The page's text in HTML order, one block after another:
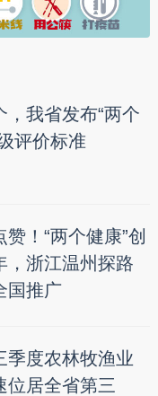
，我省发布“两个
评价标准
！“两个健康”创
，浙江温州探路
国推广
季度农林牧渔业
位居全省第三